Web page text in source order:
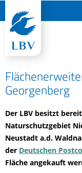
Georgenberg
Der LBV besitzt
Naturschutzgebiet
Neustadt a.d.
der Deutschen
Fläche angekauft